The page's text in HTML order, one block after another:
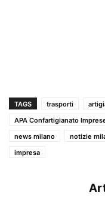
TAGS trasporti
APA Confartigianato
news milano
notizie
impresa